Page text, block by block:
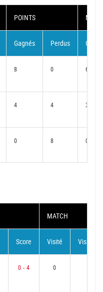
POINTS
Gagnés Perdus
8 0 6
4 4 3
0 8 0
MATCH
Score Visité Visiteur
0 - 4 0